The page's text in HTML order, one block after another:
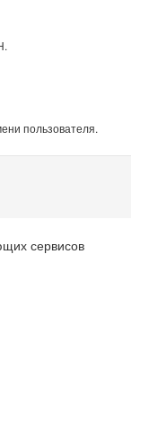
пользователя.
сервисов